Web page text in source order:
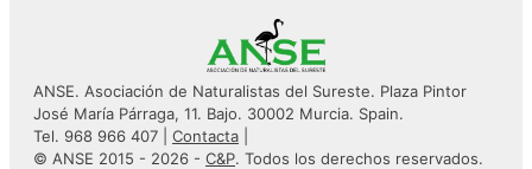
ANSE. Asociación de Naturalistas del Sureste. Plaza Pintor
José María Párraga, 11. Bajo. 30002 Murcia. Spain.
Tel. 968 966 407 | Contacta
© ANSE 2015 - 2026 - C&P. Todos los derechos reservados.